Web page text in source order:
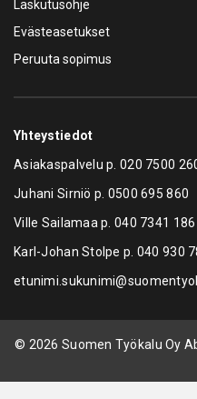
MotoPlast 902002
syöpymätön ja pysyvästi
902002
PYYDÄ TARJOUS